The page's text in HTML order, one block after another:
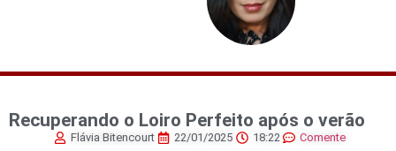
Recuperando o Loiro Perfeito após o verão
Flávia Bitencourt 22/01/2025 18:22 Comente